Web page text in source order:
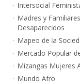
Intersocial
Madres y
Desaparecidos
Mapeo de la
Mercado Popular
Mizangas Mujeres
Mundo Afro